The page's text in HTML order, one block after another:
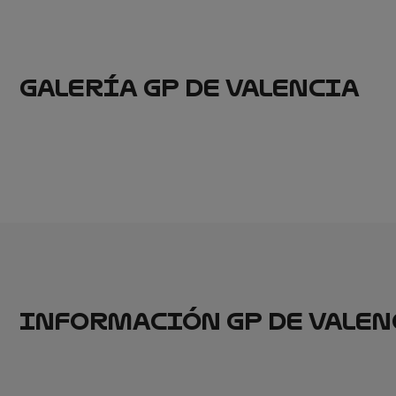
GALERÍA GP DE VALENCIA
INFORMACIÓN GP DE